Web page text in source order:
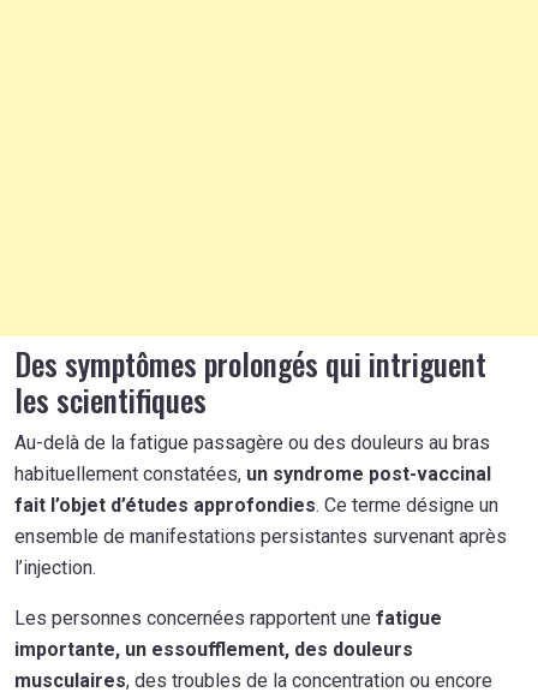
Des symptômes prolongés qui intriguent
les scientifiques
Au-delà de la fatigue passagère ou des douleurs au bras
habituellement constatées, un syndrome post-vaccinal
fait l’objet d’études approfondies. Ce terme désigne un
ensemble de manifestations persistantes survenant après
l’injection.
Les personnes concernées rapportent une fatigue
importante, un essoufflement, des douleurs
musculaires, des troubles de la concentration ou encore